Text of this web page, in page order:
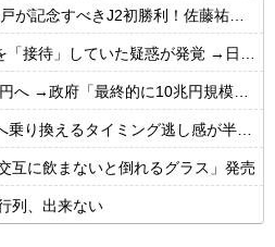
！佐藤祐太の無回転ミドル＆ドライブシュートで富山を破る
していた疑惑が発覚 →日本人２人も対象か
府「最終的に10兆円規模になる可能性」
換えるタイミング逃し感が半端ない
互に飲まないと倒れるグラス」発売
列、出来ない